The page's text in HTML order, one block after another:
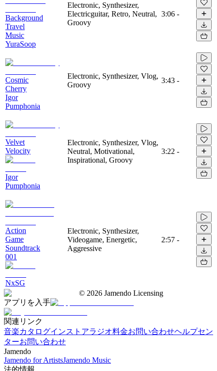
Background
Travel
Music
YuraSoop
Electronic, Synthesizer,
Electricguitar, Retro, Neutral,
Groovy
3:06 -
Cosmic
Cherry
Igor
Pumphonia
Electronic, Synthesizer, Vlog,
Groovy
3:43 -
Velvet
Velocity
Igor
Pumphonia
Electronic, Synthesizer, Vlog,
Neutral, Motivational,
Inspirational, Groovy
3:22 -
Action
Game
Soundtrack
001
NxSG
Electronic, Synthesizer,
Videogame, Energetic,
Aggressive
2:57 -
© 2026 Jamendo Licensing
アプリを入手
関連リンク
音楽カタログインストアラジオ料金お問い合わせヘルプセン
ターお問い合わせ
Jamendo
Jamendo for ArtistsJamendo Music
法的情報